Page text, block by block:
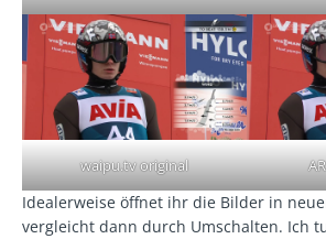
waipu.tv original
Idealerweise öffnet ihr die Bilder in
vergleicht dann durch Umschalten. Ich